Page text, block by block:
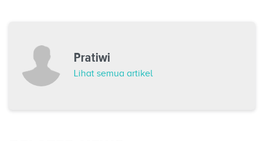
Pratiwi
Lihat semua artikel